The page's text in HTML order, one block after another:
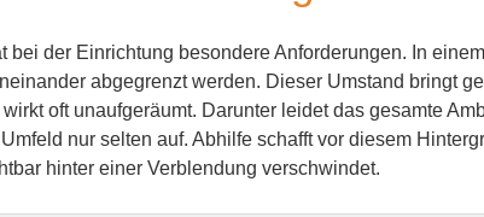
der Einrichtung besondere Anforderungen. In
abgegrenzt werden. Dieser Umstand bringt
oft unaufgeräumt. Darunter leidet das gesamte
nur selten auf. Abhilfe schafft vor diesem
hinter einer Verblendung verschwindet.